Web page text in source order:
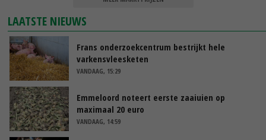
LAATSTE NIEUWS
Frans onderzoekcentrum bestrijkt hele
varkensvleesketen
VANDAAG, 15:29
Emmeloord noteert eerste zaaiuien op
maximaal 20 euro
VANDAAG, 14:59